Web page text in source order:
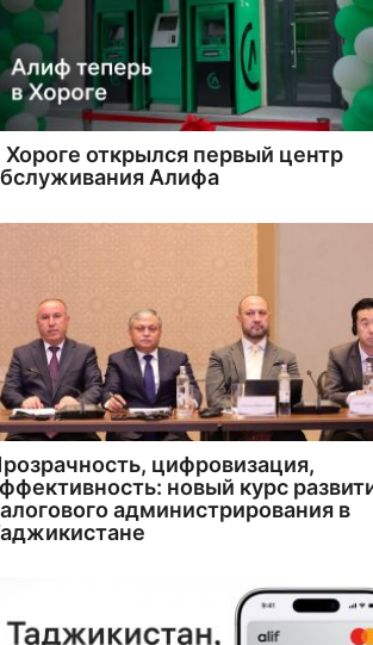
Хороге открылся первый центр
Алифа
цифровизация,
новый курс
администрирования в